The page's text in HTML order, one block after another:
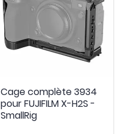
Cage complète 3934
pour FUJIFILM X-H2S -
SmallRig